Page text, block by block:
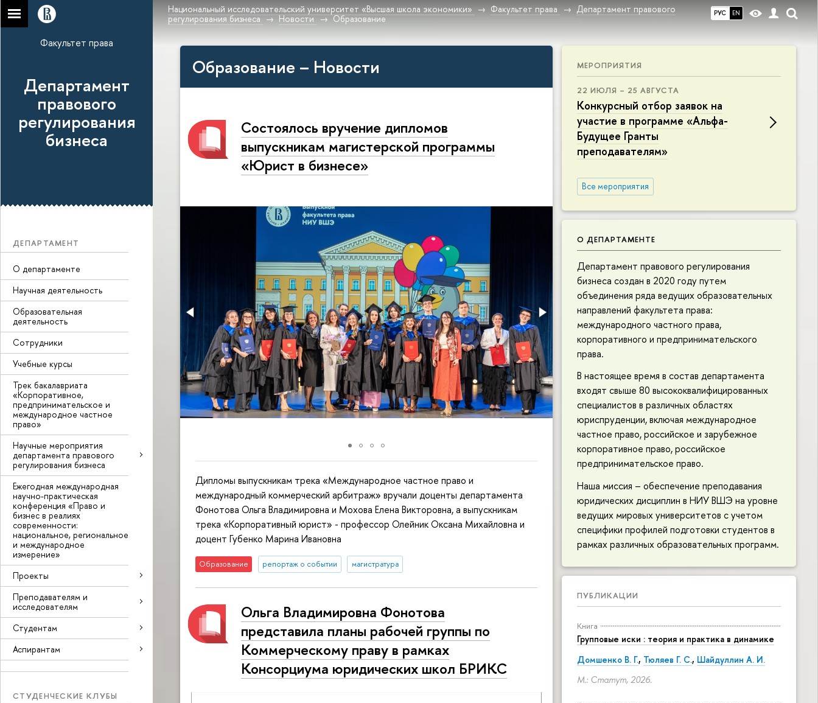
РУС EN
Национальный исследовательский университет «Высшая школа экономики» Факультет права
Департамент правового
регулирования бизнеса
Новости Образование
Факультет права
Департамент
правового
регулирования
бизнеса
ДЕПАРТАМЕНТ
О департаменте
Научная деятельность
Образовательная
деятельность
Сотрудники
Учебные курсы
Трек бакалавриата
«Корпоративное,
предпринимательское и
международное частное
право»
Научные мероприятия
департамента правового
регулирования бизнеса
Ежегодная международная
научно-практическая
конференция «Право и
бизнес в реалиях
современности:
национальное, региональное
и международное
измерение»
Проекты
Преподавателям и
исследователям
Студентам
Аспирантам
СТУДЕНЧЕСКИЕ КЛУБЫ
МЕРОПРИЯТИЯ
22 ИЮЛЯ – 25 АВГУСТА
Конкурсный отбор заявок на
участие в программе «Альфа-
Будущее Гранты
преподавателям»
Все мероприятия
О ДЕПАРТАМЕНТЕ
Департамент правового регулирования
бизнеса создан в 2020 году путем
объединения ряда ведущих образовательных
направлений факультета права:
международного частного права,
корпоративного и предпринимательского
права.
В настоящее время в состав департамента
входят свыше 80 высококвалифицированных
специалистов в различных областях
юриспруденции, включая международное
частное право, российское и зарубежное
корпоративное право, российское
предпринимательское право.
Наша миссия – обеспечение преподавания
юридических дисциплин в НИУ ВШЭ на уровне
ведущих мировых университетов с учетом
специфики профилей подготовки студентов в
рамках различных образовательных программ.
ПУБЛИКАЦИИ
Книга
Групповые иски : теория и практика в динамике
Домшенко В. Г., Тюляев Г. С., Шайдуллин А. И.
М.: Статут, 2026.
Образование – Новости
Состоялось вручение дипломов
выпускникам магистерской программы
«Юрист в бизнесе»
Дипломы выпускникам трека «Международное частное право и
международный коммерческий арбитраж» вручали доценты департамента
Фонотова Ольга Владимировна и Мохова Елена Викторовна, а выпускникам
трека «Корпоративный юрист» - профессор Олейник Оксана Михайловна и
доцент Губенко Марина Ивановна
Образование репортаж о событии магистратура
Ольга Владимировна Фонотова
представила планы рабочей группы по
Коммерческому праву в рамках
Консорциума юридических школ БРИКС